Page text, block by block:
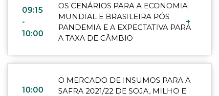
09:15
-
10:00
OS CENÁRIOS PARA A ECONOMIA
MUNDIAL E BRASILEIRA PÓS
PANDEMIA E A EXPECTATIVA PARA
A TAXA DE CÂMBIO
+
10:00
O MERCADO DE INSUMOS PARA A
SAFRA 2021/22 DE SOJA, MILHO E